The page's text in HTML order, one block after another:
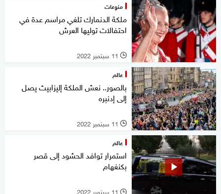
منوعات
ملكة الدنمارك تلغي مراسم عدة في
احتفالات توليها العرش
l 11 سبتمبر 2022
عالم
بالصور.. نعش الملكة إليزابيث يصل
إلى إدنبره
l 11 سبتمبر 2022
عالم
استمرار توافد الحشود إلى قصر
بكنغهام
l 11 سبتمبر 2022